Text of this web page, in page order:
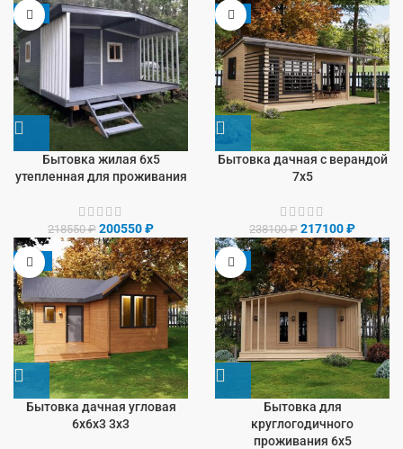
-8%
Бытовка жилая 6х5
утепленная для проживания
218550₽ 200550₽
-9%
Бытовка дачная с верандой
7х5
238100₽ 217100₽
-13%
Бытовка дачная угловая
6х6х3 3х3
-9%
Бытовка для
круглогодичного
проживания 6х5